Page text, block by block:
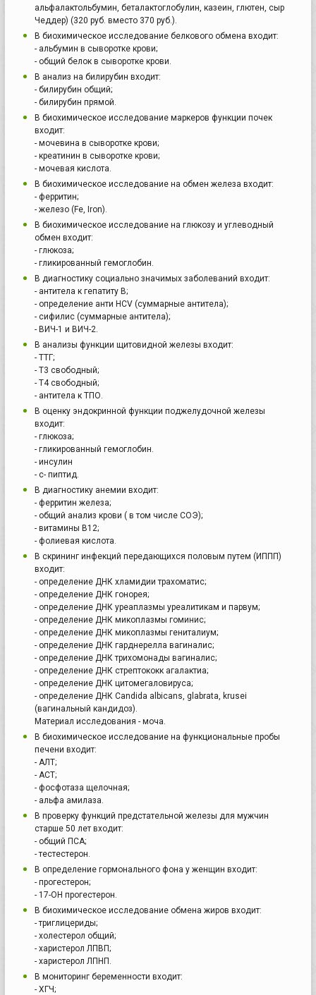
альфалактольбумин, беталактоглобулин, казеин, глютен, сыр
Чеддер) (320 руб. вместо 370 руб.).
В биохимическое исследование белкового обмена входит:
- альбумин в сыворотке крови;
- общий белок в сыворотке крови.
В анализ на билирубин входит:
- билирубин общий;
- билирубин прямой.
В биохимическое исследование маркеров функции почек
входит:
- мочевина в сыворотке крови;
- креатинин в сыворотке крови;
- мочевая кислота.
В биохимическое исследование на обмен железа входит:
- ферритин;
- железо (Fe, Iron).
В биохимическое исследование на глюкозу и углеводный
обмен входит:
- глюкоза;
- гликированный гемоглобин.
В диагностику социально значимых заболеваний входит:
- антитела к гепатиту В;
- определение анти HCV (суммарные антитела);
- сифилис (суммарные антитела);
- ВИЧ-1 и ВИЧ-2.
В анализы функции щитовидной железы входит:
- ТТГ;
- Т3 свободный;
- Т4 свободный;
- антитела к ТПО.
В оценку эндокринной функции поджелудочной железы
входит:
- глюкоза;
- гликированный гемоглобин.
- инсулин
- с- пиптид.
В диагностику анемии входит:
- ферритин железа;
- общий анализ крови ( в том числе СОЭ);
- витамины В12;
- фолиевая кислота.
В скрининг инфекций передающихся половым путем (ИППП)
входит:
- определение ДНК хламидии трахоматис;
- определение ДНК гонорея;
- определение ДНК уреаплазмы уреалитикам и парвум;
- определение ДНК микоплазмы гоминис;
- определение ДНК микоплазмы гениталиум;
- определение ДНК гарднерелла вагиналис;
- определение ДНК трихомонады вагиналис;
- определение ДНК стрептококк агалактиа;
- определение ДНК цитомегаловируса;
- определение ДНК Candida albicans, glabrata, krusei
(вагинальный кандидоз).
Материал исследования - моча.
В биохимическое исследование на функциональные пробы
печени входит:
- АЛТ;
- АСТ;
- фосфотаза щелочная;
- альфа амилаза.
В проверку функций предстательной железы для мужчин
старше 50 лет входит:
- общий ПСА;
- тестестерон.
В определение гормонального фона у женщин входит:
- прогестерон;
- 17-ОН прогестерон.
В биохимическое исследование обмена жиров входит:
- триглицериды;
- холестерол общий;
- харистерол ЛПВП;
- харистерол ЛПНП.
В мониторинг беременности входит:
- ХГЧ;